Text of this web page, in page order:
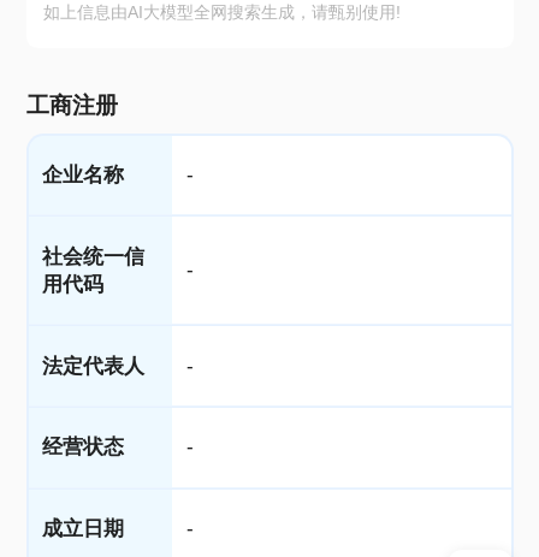
如上信息由AI大模型全网搜索生成，请甄别使用!
工商注册
企业名称 -
社会统一信
用代码
-
法定代表人 -
经营状态 -
成立日期 -